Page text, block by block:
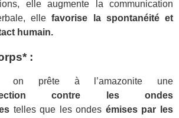
elle augmente la communication
ellefavorise la spontanéité et
humain.
:
on prête à l’amazonite une
contre les ondes
telles que les ondes émises par les